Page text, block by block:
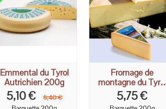
Emmental du Tyrol
Autrichien 200g
5,10 €
5,40 €
Fromage de
montagne du Tyrol
au lait cru 200g
5,75 €